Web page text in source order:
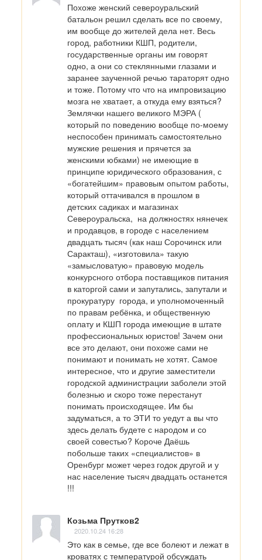
Похоже женский североуральский
батальон решил сделать все по своему,
им вообще до жителей дела нет. Весь
город, работники КШП, родители,
государственные органы им говорят
одно, а они со стеклянными глазами и
заранее заученной речью тараторят одно
и тоже. Потому что что на импровизацию
мозга не хватает, а откуда ему взяться?
Землячки нашего великого МЭРА (
который по поведению вообще по-моему
неспособен принимать самостоятельно
мужские решения и прячется за
женскими юбками) не имеющие в
принципе юридического образования, с
«богатейшим» правовым опытом работы,
который оттачивался в прошлом в
детских садиках и магазинах
Североуральска,  на должностях нянечек
и продавцов, в городе с населением
двадцать тысяч (как наш Сорочинск или
Саракташ), «изготовила» такую
«замысловатую» правовую модель
конкурсного отбора поставщиков питания
в каторгой сами и запутались, запутали и
прокуратуру  города, и уполномоченный
по правам ребёнка, и общественную
оплату и КШП города имеющие в штате
профессиональных юристов! Зачем они
все это делают, они похоже сами не
понимают и понимать не хотят. Самое
интересное, что и другие заместители
городской администрации заболели этой
болезнью и скоро тоже перестанут
понимать происходящее. Им бы
задуматься, а то ЭТИ то уедут а вы что
здесь делать будете с народом и со
своей совестью? Короче Даёшь
побольше таких «специалистов» в
Оренбург может через годок другой и у
нас население тысяч двадцать останется
!!!
Козьма Прутков2
2020.10.24 16:28
Это как в семье, где все болеют и лежат в
кроватях с температурой обсуждать